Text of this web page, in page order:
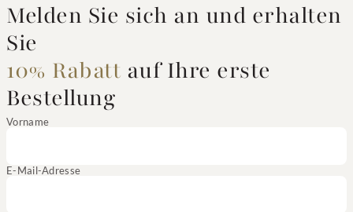
Melden Sie sich an und erhalten
Sie
10% Rabatt auf Ihre erste
Bestellung
Vorname
E-Mail-Adresse